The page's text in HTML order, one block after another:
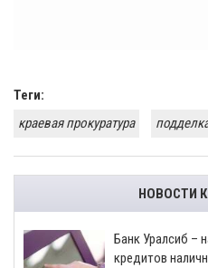
Теги:
краевая прокуратура
НОВОСТИ
Банк Уралсиб –
кредитов